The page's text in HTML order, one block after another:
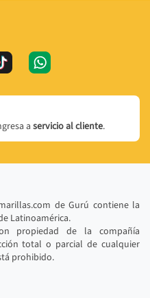
aservicio al cliente.
de Gurú contiene la
Latinoamérica.
propiedad de la compañía
total o parcial de cualquier
prohibido.